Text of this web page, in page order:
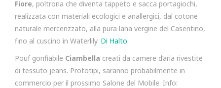
Fiore, poltrona che diventa tappeto e sacca portagiochi,
realizzata con materiali ecologici e anallergici, dal cotone
naturale mercerizzato, alla pura lana vergine del Casentino,
fino al cuscino in Waterlily. Di Halto
Pouf gonfiabile Ciambella creati da camere d’aria rivestite
di tessuto jeans. Prototipi, saranno probabilmente in
commercio per il prossimo Salone del Mobile. Info: